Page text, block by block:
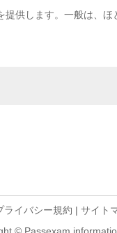
供します。一般は、
ライバシー規約 | サイト